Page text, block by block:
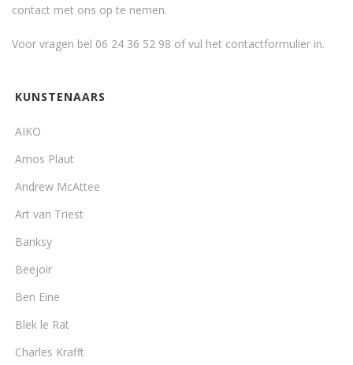
contact met ons op te nemen.
Voor vragen bel 06 24 36 52 98 of vul het contactformulier in.
KUNSTENAARS
AIKO
Amos Plaut
Andrew McAttee
Art van Triest
Banksy
Beejoir
Ben Eine
Blek le Rat
Charles Krafft